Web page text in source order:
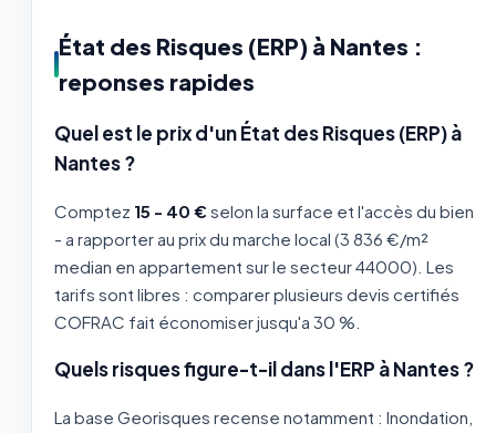
État des Risques (ERP) à Nantes :
reponses rapides
Quel est le prix d'un État des Risques (ERP) à
Nantes ?
Comptez 15 - 40 €selon la surface et l'accès du bien
- a rapporter au prix du marche local (3 836 €/m²
median en appartement sur le secteur 44000). Les
tarifs sont libres : comparer plusieurs devis certifiés
COFRAC fait économiser jusqu'a 30 %.
Quels risques figure-t-il dans l'ERP à Nantes ?
La base Georisques recense notamment : Inondation,